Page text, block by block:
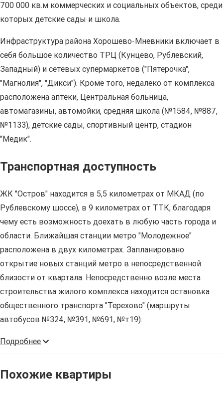
700 000 кв.м коммерческих и социальных объектов, среди
которых детские сады и школа.
Инфраструктура района Хорошево-Мневники включает в
себя большое количество ТРЦ (Кунцево, Рублевский,
Западный) и сетевых супермаркетов ("Пятерочка",
"Магнолия", "Дикси"). Кроме того, недалеко от комплекса
расположена аптеки, Центральная больница,
автомагазины, автомойки, средняя школа (№1584, №887,
№1133), детские сады, спортивный центр, стадион
"Медик".
Транспортная доступность
ЖК "Остров" находится в 5,5 километрах от МКАД (по
Рублевскому шоссе), в 9 километрах от ТТК, благодаря
чему есть возможность доехать в любую часть города и
области. Ближайшая станции метро "Молодежное"
расположена в двух километрах. Запланировано
открытие новых станций метро в непосредственной
близости от квартала. Непосредственно возле места
строительства жилого комплекса находится остановка
общественного транспорта "Терехово" (маршруты
автобусов №324, №391, №691, №т19).
Подробнее
Похожие квартиры